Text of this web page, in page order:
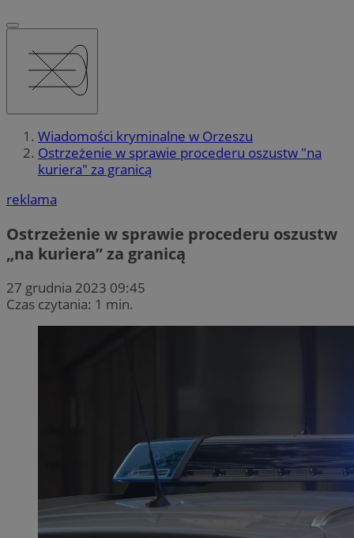
Wiadomości kryminalne w Orzeszu
Ostrzeżenie w sprawie procederu oszustw "na
kuriera" za granicą
reklama
Ostrzeżenie w sprawie procederu oszustw
„na kuriera” za granicą
27 grudnia 2023 09:45
Czas czytania: 1 min.